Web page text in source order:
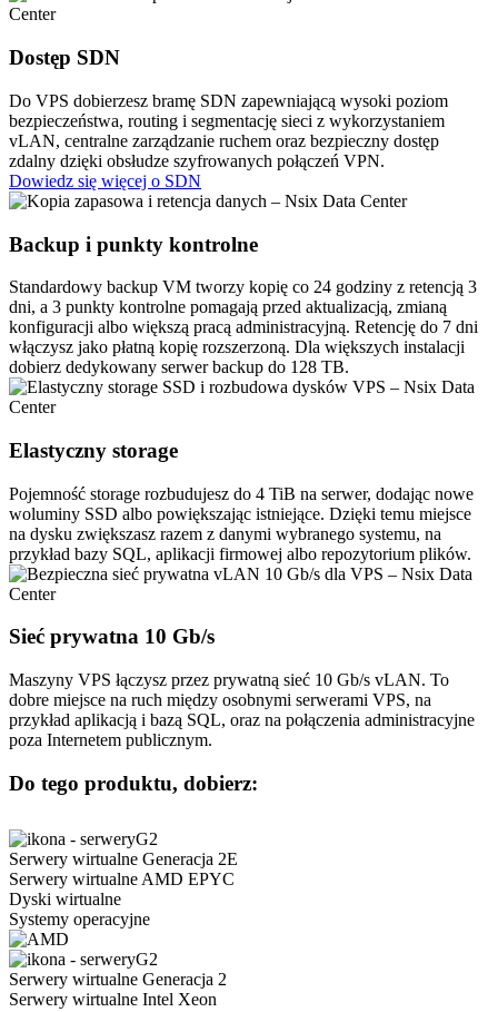
Dostęp SDN
Do VPS dobierzesz bramę SDN zapewniającą wysoki poziom
bezpieczeństwa, routing i segmentację sieci z wykorzystaniem
vLAN, centralne zarządzanie ruchem oraz bezpieczny dostęp
zdalny dzięki obsłudze szyfrowanych połączeń VPN.
Dowiedz się więcej o SDN
Backup i punkty kontrolne
Standardowy backup VM tworzy kopię co 24 godziny z retencją 3
dni, a 3 punkty kontrolne pomagają przed aktualizacją, zmianą
konfiguracji albo większą pracą administracyjną. Retencję do 7 dni
włączysz jako płatną kopię rozszerzoną. Dla większych instalacji
dobierz dedykowany serwer backup do 128 TB.
Elastyczny storage
Pojemność storage rozbudujesz do 4 TiB na serwer, dodając nowe
woluminy SSD albo powiększając istniejące. Dzięki temu miejsce
na dysku zwiększasz razem z danymi wybranego systemu, na
przykład bazy SQL, aplikacji firmowej albo repozytorium plików.
Sieć prywatna 10 Gb/s
Maszyny VPS łączysz przez prywatną sieć 10 Gb/s vLAN. To
dobre miejsce na ruch między osobnymi serwerami VPS, na
przykład aplikacją i bazą SQL, oraz na połączenia administracyjne
poza Internetem publicznym.
Do tego produktu, dobierz:
Serwery wirtualne Generacja 2E
Serwery wirtualne AMD EPYC
Dyski wirtualne
Systemy operacyjne
Serwery wirtualne Generacja 2
Serwery wirtualne Intel Xeon